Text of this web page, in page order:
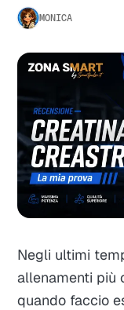
MONICA
Negli ultimi
allenamenti più
quando faccio